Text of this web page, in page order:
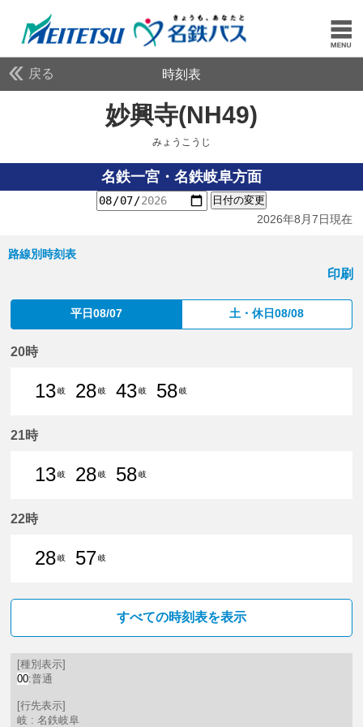
戻る 時刻表
妙興寺(NH49)
みょうこうじ
名鉄一宮・名鉄岐阜方面
日付の変更
2026年8月7日現在
路線別時刻表
印刷
平日08/07 土・休日08/08
20時
13岐
28岐
43岐
58岐
21時
13岐
28岐
58岐
22時
28岐
57岐
すべての時刻表を表示
[種別表示]
00:普通
[行先表示]
岐 : 名鉄岐阜